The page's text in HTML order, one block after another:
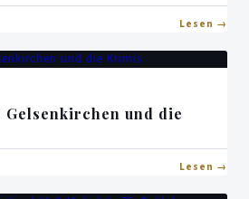
Lesen
Gelsenkirchen und die
Lesen